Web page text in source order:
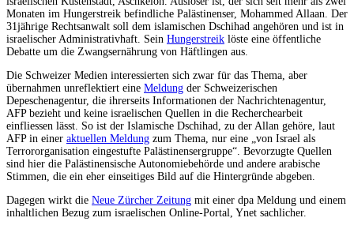
Monaten im Hungerstreik befindliche Palästinenser, Mohammed Allaan. Der
31jährige Rechtsanwalt soll dem islamischen Dschihad angehören und ist in
israelischer Administrativhaft. Sein Hungerstreik löste eine öffentliche
Debatte um die Zwangsernährung von Häftlingen aus.
Die Schweizer Medien interessierten sich zwar für das Thema, aber
übernahmen unreflektiert eine Meldung der Schweizerischen
Depeschenagentur, die ihrerseits Informationen der Nachrichtenagentur,
AFP bezieht und keine israelischen Quellen in die Recherchearbeit
einfliessen lässt. So ist der Islamische Dschihad, zu der Allan gehöre, laut
AFP in einer aktuellen Meldung zum Thema, nur eine „von Israel als
Terrororganisation eingestufte Palästinensergruppe“. Bevorzugte Quellen
sind hier die Palästinensische Autonomiebehörde und andere arabische
Stimmen, die ein eher einseitiges Bild auf die Hintergründe abgeben.
Dagegen wirkt die Neue Zürcher Zeitung mit einer dpa Meldung und einem
inhaltlichen Bezug zum israelischen Online-Portal, Ynet sachlicher.